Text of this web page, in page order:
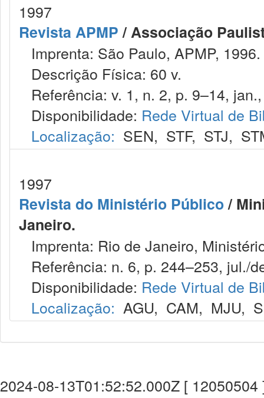
1997
Revista APMP/ Associação
Imprenta: São Paulo, APMP, 1996.
Descrição Física: 60 v.
Referência: v. 1, n. 2, p. 9–14,
Disponibilidade: Rede Virtual de
Localização: SEN, STF, STJ,
1997
Revista do Ministério Público/
Janeiro.
Imprenta: Rio de Janeiro,
Referência: n. 6, p. 244–253, jul./
Disponibilidade: Rede Virtual de
Localização: AGU, CAM, MJU,
2024-08-13T01:52:52.000Z [ 12050504